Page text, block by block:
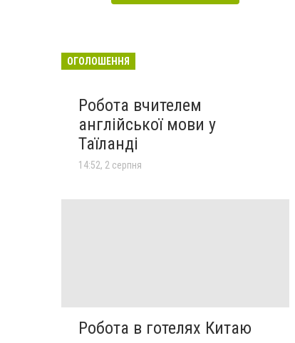
ОГОЛОШЕННЯ
Робота вчителем
англійської мови у
Таїланді
14:52, 2 серпня
Робота в готелях Китаю